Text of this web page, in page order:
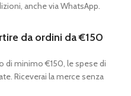
anche via WhatsApp.
da ordini da €150
di minimo €150, le spese di
Riceverai la merce senza